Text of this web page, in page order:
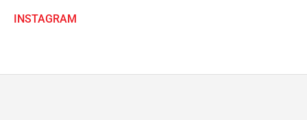
INSTAGRAM